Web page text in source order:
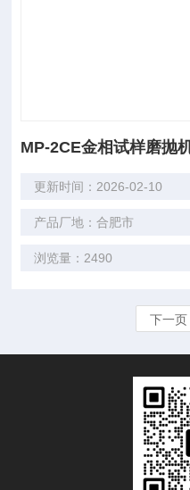
MP-2CE金相试样磨抛
更新时间：2026-02-10
产品厂地：合肥市
浏览量：2490
下一页